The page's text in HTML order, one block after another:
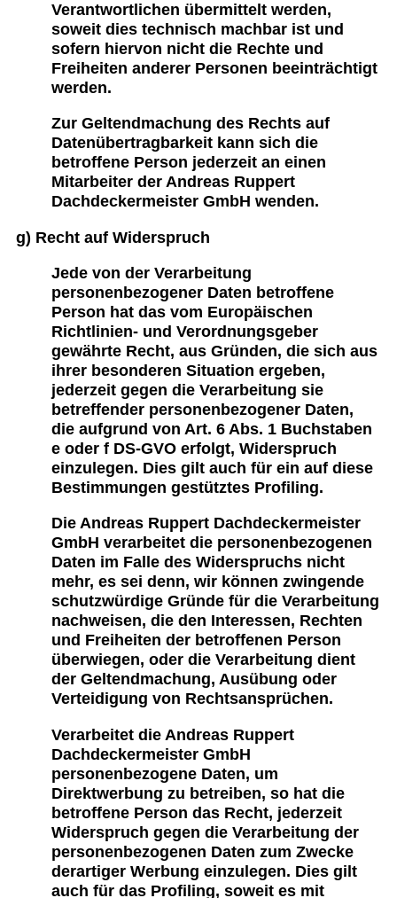
Verantwortlichen übermittelt werden,
soweit dies technisch machbar ist und
sofern hiervon nicht die Rechte und
Freiheiten anderer Personen beeinträchtigt
werden.
Zur Geltendmachung des Rechts auf
Datenübertragbarkeit kann sich die
betroffene Person jederzeit an einen
Mitarbeiter der Andreas Ruppert
Dachdeckermeister GmbH wenden.
g) Recht auf Widerspruch
Jede von der Verarbeitung
personenbezogener Daten betroffene
Person hat das vom Europäischen
Richtlinien- und Verordnungsgeber
gewährte Recht, aus Gründen, die sich aus
ihrer besonderen Situation ergeben,
jederzeit gegen die Verarbeitung sie
betreffender personenbezogener Daten,
die aufgrund von Art. 6 Abs. 1 Buchstaben
e oder f DS-GVO erfolgt, Widerspruch
einzulegen. Dies gilt auch für ein auf diese
Bestimmungen gestütztes Profiling.
Die Andreas Ruppert Dachdeckermeister
GmbH verarbeitet die personenbezogenen
Daten im Falle des Widerspruchs nicht
mehr, es sei denn, wir können zwingende
schutzwürdige Gründe für die Verarbeitung
nachweisen, die den Interessen, Rechten
und Freiheiten der betroffenen Person
überwiegen, oder die Verarbeitung dient
der Geltendmachung, Ausübung oder
Verteidigung von Rechtsansprüchen.
Verarbeitet die Andreas Ruppert
Dachdeckermeister GmbH
personenbezogene Daten, um
Direktwerbung zu betreiben, so hat die
betroffene Person das Recht, jederzeit
Widerspruch gegen die Verarbeitung der
personenbezogenen Daten zum Zwecke
derartiger Werbung einzulegen. Dies gilt
auch für das Profiling, soweit es mit